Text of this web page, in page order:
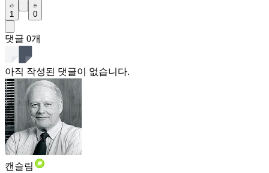
1 0
댓글 0개
아직 작성된 댓글이 없습니다.
캔슬림